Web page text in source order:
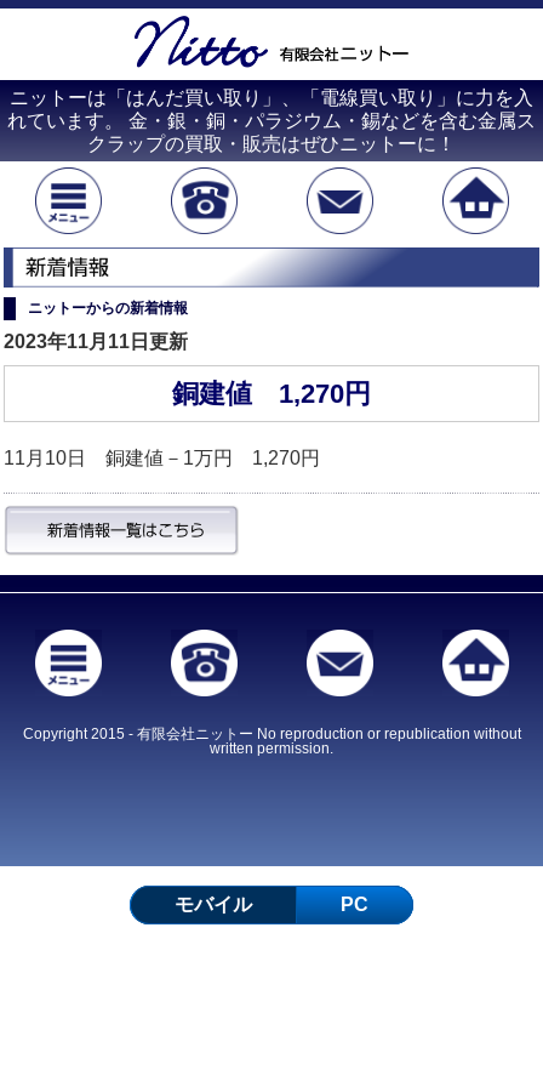
ニットーは「はんだ買い取り」、「電線買い取り」に力を入
れています。 金・銀・銅・パラジウム・錫などを含む金属ス
クラップの買取・販売はぜひニットーに！
ニットーからの新着情報
2023年11月11日更新
銅建値 1,270円
11月10日 銅建値－1万円 1,270円
Copyright 2015 - 有限会社ニットー No reproduction or republication without
written permission.
モバイル PC